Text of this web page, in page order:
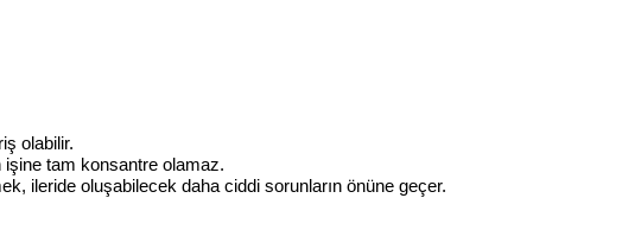
olabilir.
tam konsantre olamaz.
ileride oluşabilecek daha ciddi sorunların önüne geçer.